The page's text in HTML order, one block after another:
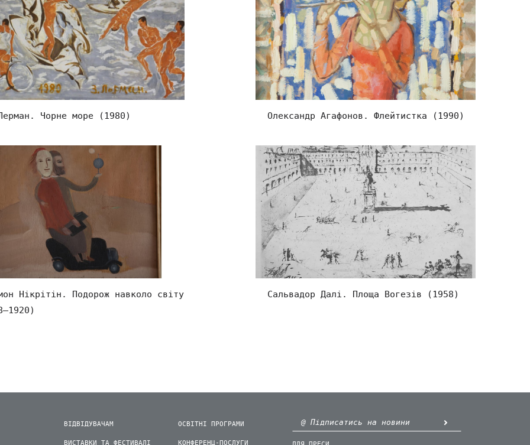
Чорне море (1980) Олександр Агафонов. Флейтистка (1990)
Нікрітін. Подорож навколо світу
Сальвадор Далі. Площа Вогезів (1958)
ВІДВІДУВАЧАМ
ВИСТАВКИ ТА ФЕСТИВАЛІ
ОСВІТНІ ПРОГРАМИ
КОНФЕРЕНЦ-ПОСЛУГИ